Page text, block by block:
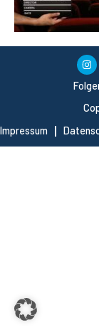
Impressum